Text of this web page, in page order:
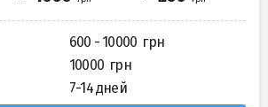
600 - 10000
10000
7-14 дней